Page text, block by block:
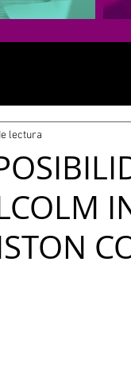
lectura